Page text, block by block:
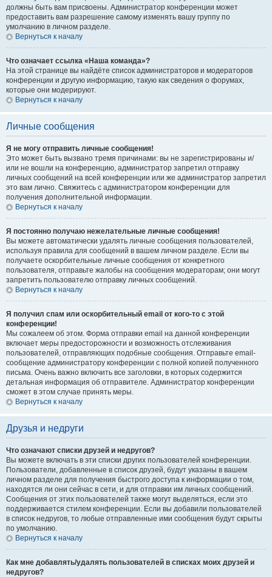
должны быть вам присвоены. Администратор конференции может
предоставить вам разрешение самому изменять вашу группу по
умолчанию в личном разделе.
Вернуться к началу
Что означает ссылка «Наша команда»?
На этой странице вы найдёте список администраторов и модераторов
конференции и другую информацию, такую как сведения о форумах,
которые они модерируют.
Вернуться к началу
Личные сообщения
Я не могу отправить личные сообщения!
Это может быть вызвано тремя причинами: вы не зарегистрированы и/
или не вошли на конференцию, администратор запретил отправку
личных сообщений на всей конференции или же администратор запретил
это вам лично. Свяжитесь с администратором конференции для
получения дополнительной информации.
Вернуться к началу
Я постоянно получаю нежелательные личные сообщения!
Вы можете автоматически удалять личные сообщения пользователей,
используя правила для сообщений в вашем личном разделе. Если вы
получаете оскорбительные личные сообщения от конкретного
пользователя, отправьте жалобы на сообщения модераторам; они могут
запретить пользователю отправку личных сообщений.
Вернуться к началу
Я получил спам или оскорбительный email от кого-то с этой
конференции!
Мы сожалеем об этом. Форма отправки email на данной конференции
включает меры предосторожности и возможность отслеживания
пользователей, отправляющих подобные сообщения. Отправьте email-
сообщение администратору конференции с полной копией полученного
письма. Очень важно включить все заголовки, в которых содержится
детальная информация об отправителе. Администратор конференции
сможет в этом случае принять меры.
Вернуться к началу
Друзья и недруги
Что означают списки друзей и недругов?
Вы можете включать в эти списки других пользователей конференции.
Пользователи, добавленные в список друзей, будут указаны в вашем
личном разделе для получения быстрого доступа к информации о том,
находятся ли они сейчас в сети, и для отправки им личных сообщений.
Сообщения от этих пользователей также могут выделяться, если это
поддерживается стилем конференции. Если вы добавили пользователей
в список недругов, то любые отправленные ими сообщения будут скрыты
по умолчанию.
Вернуться к началу
Как мне добавлять/удалять пользователей в списках моих друзей и
недругов?